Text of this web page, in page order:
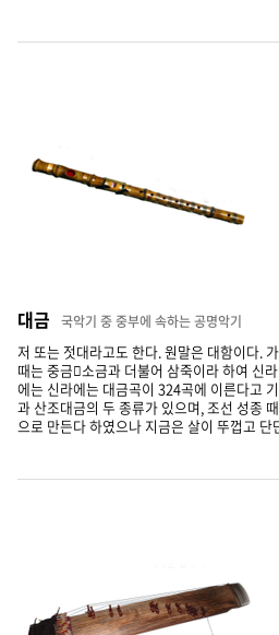
대금 국악기 중 중부에 속하는 공명악기
저 또는 젓대라고도 한다. 원말은 대함이다.
때는 중금소금과 더불어 삼죽이라 하여 신
에는 신라에는 대금곡이 324곡에 이른다고
과 산조대금의 두 종류가 있으며, 조선 성종
으로 만든다 하였으나 지금은 살이 뚜껍고